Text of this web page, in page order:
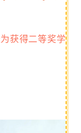
获得二等奖学